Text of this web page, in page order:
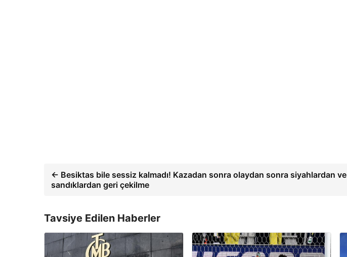
← Besiktas bile sessiz kalmadı! Kazadan sonra olaydan sonra siyahlardan ve
sandıklardan geri çekilme
Tavsiye Edilen Haberler